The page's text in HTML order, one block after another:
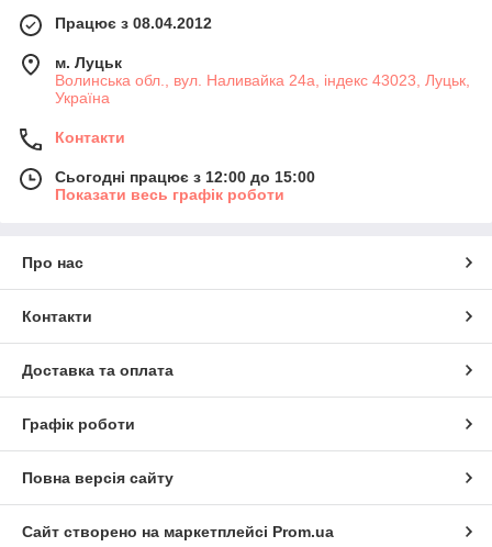
Працює з 08.04.2012
м. Луцьк
Волинська обл., вул. Наливайка 24а, індекс 43023, Луцьк,
Україна
Контакти
Сьогодні працює з 12:00 до 15:00
Показати весь графік роботи
Про нас
Контакти
Доставка та оплата
Графік роботи
Повна версія сайту
Сайт створено на маркетплейсі Prom.ua